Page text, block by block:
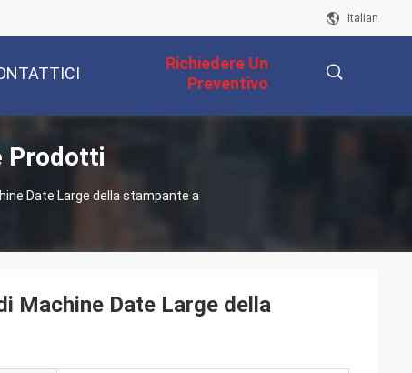
Italian
Richiedere Un
Preventivo
Prodotti
Date Large della stampante a
Machine Date Large della